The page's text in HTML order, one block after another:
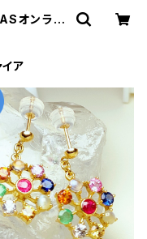
オンライ
ア